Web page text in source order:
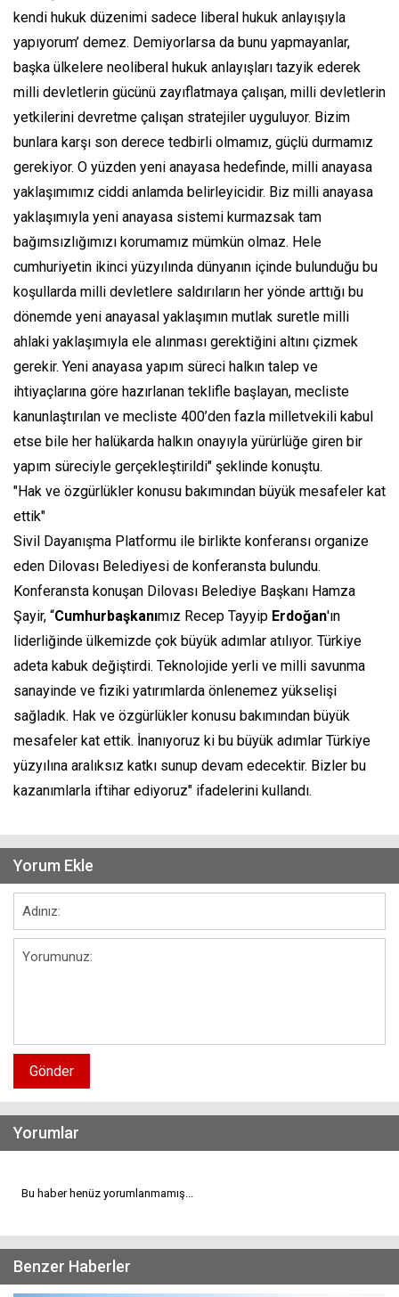
kendi hukuk düzenimi sadece liberal hukuk anlayışıyla
yapıyorum’ demez. Demiyorlarsa da bunu yapmayanlar,
başka ülkelere neoliberal hukuk anlayışları tazyik ederek
milli devletlerin gücünü zayıflatmaya çalışan, milli devletlerin
yetkilerini devretme çalışan stratejiler uyguluyor. Bizim
bunlara karşı son derece tedbirli olmamız, güçlü durmamız
gerekiyor. O yüzden yeni anayasa hedefinde, milli anayasa
yaklaşımımız ciddi anlamda belirleyicidir. Biz milli anayasa
yaklaşımıyla yeni anayasa sistemi kurmazsak tam
bağımsızlığımızı korumamız mümkün olmaz. Hele
cumhuriyetin ikinci yüzyılında dünyanın içinde bulunduğu bu
koşullarda milli devletlere saldırıların her yönde arttığı bu
dönemde yeni anayasal yaklaşımın mutlak suretle milli
ahlaki yaklaşımıyla ele alınması gerektiğini altını çizmek
gerekir. Yeni anayasa yapım süreci halkın talep ve
ihtiyaçlarına göre hazırlanan teklifle başlayan, mecliste
kanunlaştırılan ve mecliste 400’den fazla milletvekili kabul
etse bile her halükarda halkın onayıyla yürürlüğe giren bir
yapım süreciyle gerçekleştirildi" şeklinde konuştu.
"Hak ve özgürlükler konusu bakımından büyük mesafeler kat
ettik"
Sivil Dayanışma Platformu ile birlikte konferansı organize
eden Dilovası Belediyesi de konferansta bulundu.
Konferansta konuşan Dilovası Belediye Başkanı Hamza
Şayir, “Cumhurbaşkanımız Recep Tayyip Erdoğan'ın
liderliğinde ülkemizde çok büyük adımlar atılıyor. Türkiye
adeta kabuk değiştirdi. Teknolojide yerli ve milli savunma
sanayinde ve fiziki yatırımlarda önlenemez yükselişi
sağladık. Hak ve özgürlükler konusu bakımından büyük
mesafeler kat ettik. İnanıyoruz ki bu büyük adımlar Türkiye
yüzyılına aralıksız katkı sunup devam edecektir. Bizler bu
kazanımlarla iftihar ediyoruz" ifadelerini kullandı.
Yorum Ekle
Gönder
Yorumlar
Bu haber henüz yorumlanmamış...
Benzer Haberler